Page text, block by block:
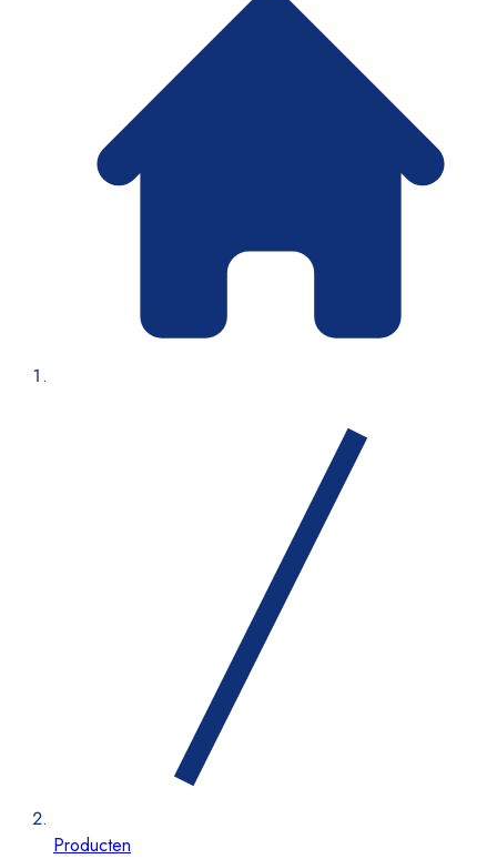
Producten